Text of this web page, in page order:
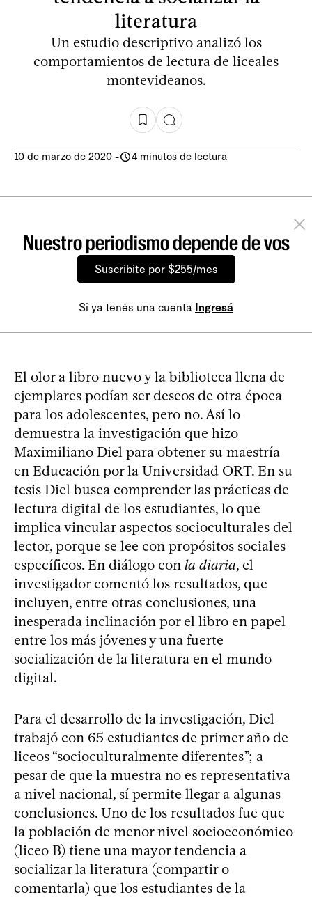
literatura
Un estudio descriptivo analizó los
comportamientos de lectura de liceales
montevideanos.
10 de marzo de 2020 - 4 minutos de lectura
Nuestro periodismo depende de vos
Suscribite por $255/mes
Si ya tenés una cuenta Ingresá
El olor a libro nuevo y la biblioteca llena de
ejemplares podían ser deseos de otra época
para los adolescentes, pero no. Así lo
demuestra la investigación que hizo
Maximiliano Diel para obtener su maestría
en Educación por la Universidad ORT. En su
tesis Diel busca comprender las prácticas de
lectura digital de los estudiantes, lo que
implica vincular aspectos socioculturales del
lector, porque se lee con propósitos sociales
específicos. En diálogo con la diaria, el
investigador comentó los resultados, que
incluyen, entre otras conclusiones, una
inesperada inclinación por el libro en papel
entre los más jóvenes y una fuerte
socialización de la literatura en el mundo
digital.
Para el desarrollo de la investigación, Diel
trabajó con 65 estudiantes de primer año de
liceos “socioculturalmente diferentes”; a
pesar de que la muestra no es representativa
a nivel nacional, sí permite llegar a algunas
conclusiones. Uno de los resultados fue que
la población de menor nivel socioeconómico
(liceo B) tiene una mayor tendencia a
socializar la literatura (compartir o
comentarla) que los estudiantes de la